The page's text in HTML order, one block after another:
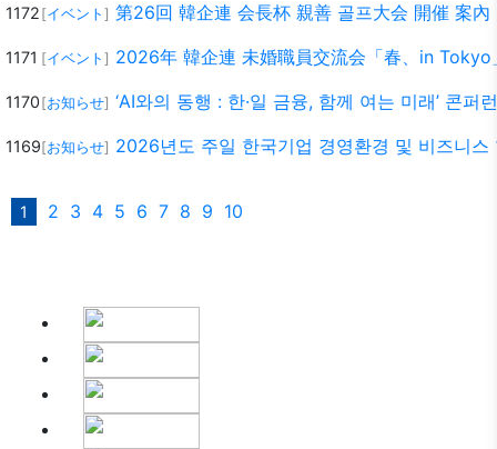
1172 [イベント ] 第26回 韓企連 会長杯 親善 골프大会 開催 案
1171 [イベント ] 2026年 韓企連 未婚職員交流会「春、in Tokyo
1170 [お知らせ] ‘AI와의 동행 : 한·일 금융, 함께 여는 미래’ 콘퍼
1169 [お知らせ] 2026년도 주일 한국기업 경영환경 및 비즈니스
1 2 3 4 5 6 7 8 9 10